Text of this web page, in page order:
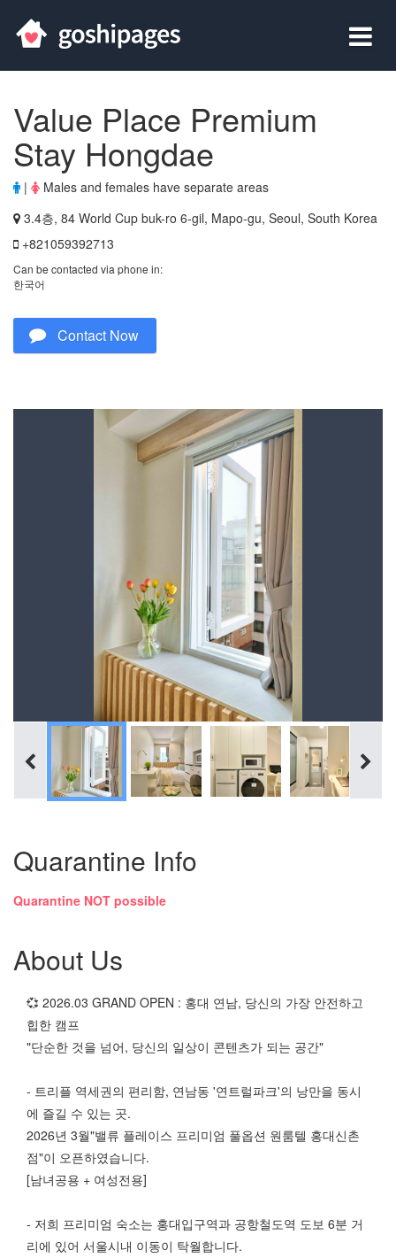
Value Place Premium
Stay Hongdae
|
Males and females have separate areas
3.4층, 84 World Cup buk-ro 6-gil, Mapo-gu, Seoul, South Korea
+821059392713
Can be contacted via phone in:
한국어
Contact Now
Quarantine Info
Quarantine NOT possible
About Us
💞 2026.03 GRAND OPEN : 홍대 연남, 당신의 가장 안전하고
힙한 캠프
"단순한 것을 넘어, 당신의 일상이 콘텐츠가 되는 공간"
- 트리플 역세권의 편리함, 연남동 '연트럴파크'의 낭만을 동시
에 즐길 수 있는 곳.
2026년 3월"밸류 플레이스 프리미엄 풀옵션 원룸텔 홍대신촌
점"이 오픈하였습니다.
[남녀공용 + 여성전용]
- 저희 프리미엄 숙소는 홍대입구역과 공항철도역 도보 6분 거
리에 있어 서울시내 이동이 탁월합니다.